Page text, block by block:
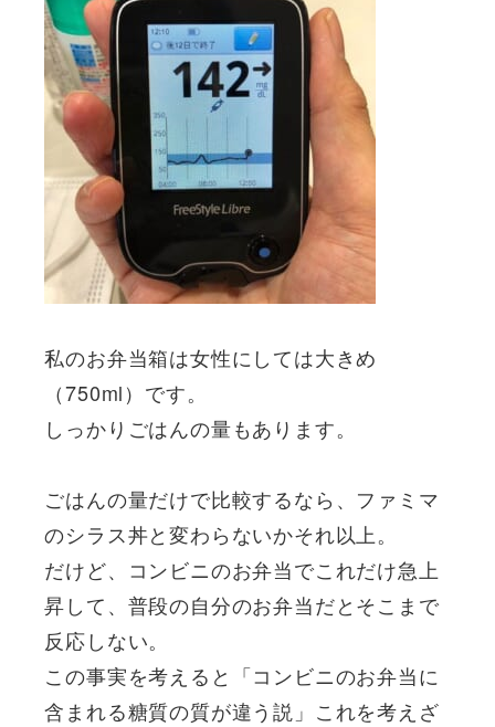
私のお弁当箱は女性にしては大きめ
（750ml）です。
しっかりごはんの量もあります。
ごはんの量だけで比較するなら、ファミマ
のシラス丼と変わらないかそれ以上。
だけど、コンビニのお弁当でこれだけ急上
昇して、普段の自分のお弁当だとそこまで
反応しない。
この事実を考えると「コンビニのお弁当に
含まれる糖質の質が違う説」これを考えざ